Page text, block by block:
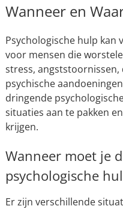
Wanneer en
Psychologische hulp kan
voor mensen die
stress,
psychische
dringende
situaties aan te pakken
krijgen.
Wanneer moet je
psychologische
Er zijn verschillende